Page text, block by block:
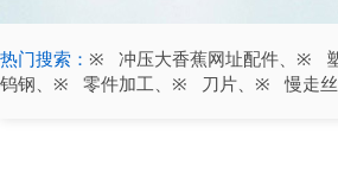
热门搜索： 冲压大香蕉网址配件
钨钢
零件加工 刀片 慢走丝